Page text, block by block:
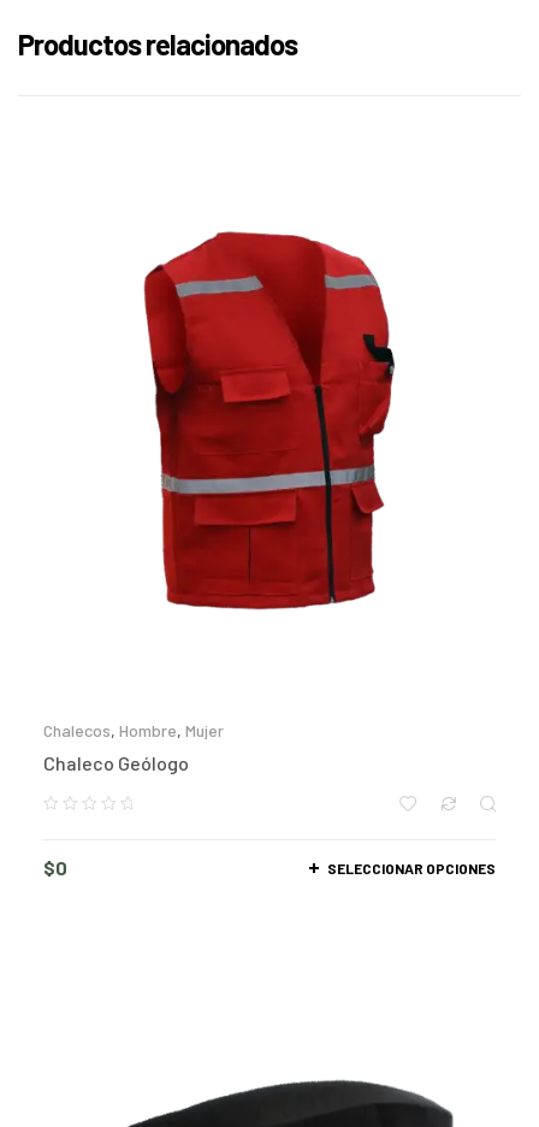
Productos relacionados
Chalecos, Hombre, Mujer
Chaleco Geólogo
$0 SELECCIONAR OPCIONES